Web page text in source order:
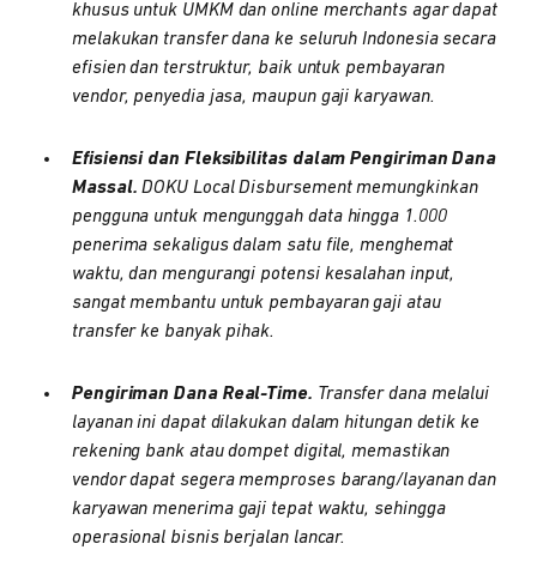
khusus untuk UMKM dan online merchants agar dapat
melakukan transfer dana ke seluruh Indonesia secara
efisien dan terstruktur, baik untuk pembayaran
vendor, penyedia jasa, maupun gaji karyawan.
Efisiensi dan Fleksibilitas dalam Pengiriman Dana
Massal.DOKU Local Disbursement memungkinkan
pengguna untuk mengunggah data hingga 1.000
penerima sekaligus dalam satu file, menghemat
waktu, dan mengurangi potensi kesalahan input,
sangat membantu untuk pembayaran gaji atau
transfer ke banyak pihak.
Pengiriman Dana Real-Time. Transfer dana melalui
layanan ini dapat dilakukan dalam hitungan detik ke
rekening bank atau dompet digital, memastikan
vendor dapat segera memproses barang/layanan dan
karyawan menerima gaji tepat waktu, sehingga
operasional bisnis berjalan lancar.